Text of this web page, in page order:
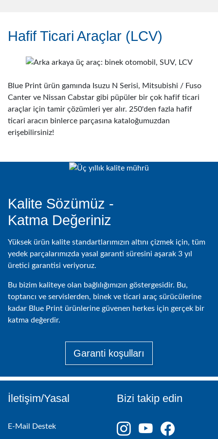
Hafif Ticari Araçlar (LCV)
Blue Print ürün gamında Isuzu N Serisi, Mitsubishi / Fuso
Canter ve Nissan Cabstar gibi püpüler bir çok hafif ticari
araçlar için tamir çözümleri yer alır. 250'den fazla hafif
ticari aracın binlerce parçasına kataloğumuzdan
erişebilirsiniz!
Kalite Sözümüz -
Katma Değeriniz
Yüksek ürün kalite standartlarımızın altını çizmek için, tüm
yedek parçalarımızda yasal garanti süresini aşarak 3 yıl
üretici garantisi veriyoruz.
Bu bizim kaliteye olan bağlılığımızın göstergesidir. Bu,
toptancı ve servislerden, binek ve ticari araç sürücülerine
kadar Blue Print ürünlerine güvenen herkes için gerçek bir
katma değerdir.
Garanti koşulları
İletişim/Yasal
E-Mail Destek
Bizi takip edin